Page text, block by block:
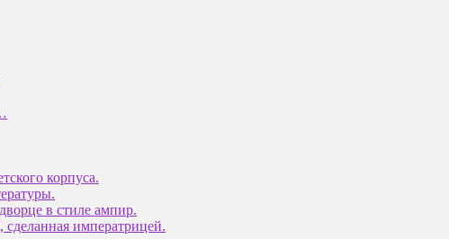
корпуса.
в стиле ампир.
сделанная императрицей.